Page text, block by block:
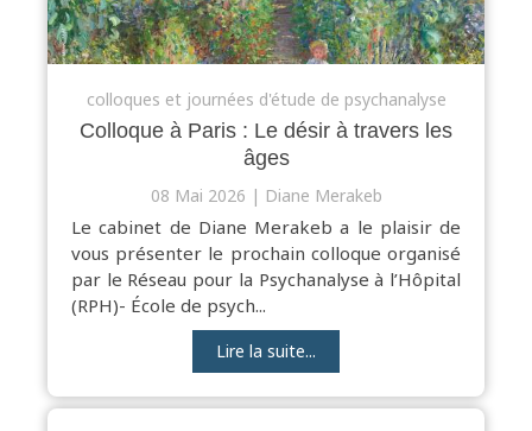
colloques et journées d'étude de psychanalyse
Colloque à Paris : Le désir à travers les
âges
08 Mai 2026 Diane Merakeb
Le cabinet de Diane Merakeb a le plaisir de
vous présenter le prochain colloque organisé
par le Réseau pour la Psychanalyse à l’Hôpital
(RPH)- École de psych...
Lire la suite...